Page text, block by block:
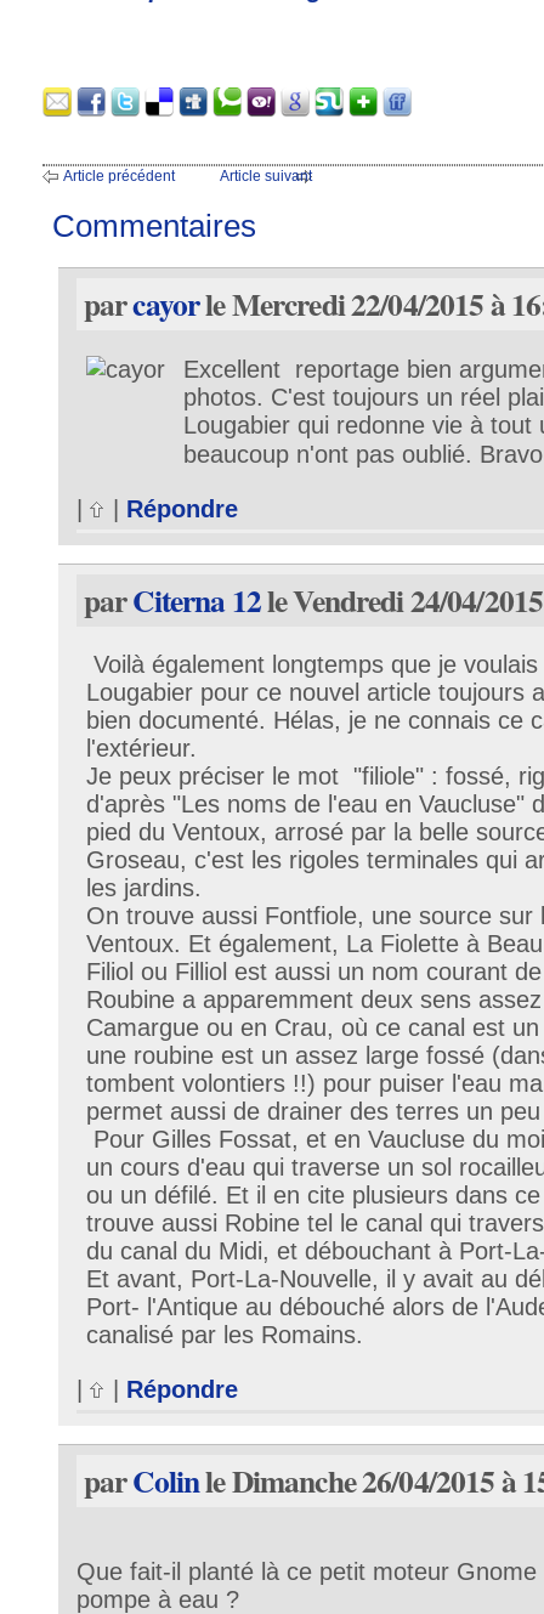
Article précédent Article suivant
Commentaires
parcayorle Mercredi 22/04/2015 à
Excellent reportage bien
photos. C'est toujours un réel
Lougabier qui redonne vie à tout
beaucoup n'ont pas oublié.
| | Répondre
parCiterna 12le Vendredi 24/04/
Voilà également longtemps que je
Lougabier pour ce nouvel article toujours
bien documenté. Hélas, je ne connais ce
l'extérieur.
Je peux préciser le mot "filiole" : fossé,
d'après "Les noms de l'eau en Vaucluse"
pied du Ventoux, arrosé par la belle
Groseau, c'est les rigoles terminales qui
les jardins.
On trouve aussi Fontfiole, une source sur
Ventoux. Et également, La Fiolette à
Filiol ou Filliol est aussi un nom courant
Roubine a apparemment deux sens
Camargue ou en Crau, où ce canal est
une roubine est un assez large fossé
tombent volontiers !!) pour puiser l'eau
permet aussi de drainer des terres un
Pour Gilles Fossat, et en Vaucluse du
un cours d'eau qui traverse un sol
ou un défilé. Et il en cite plusieurs dans
trouve aussi Robine tel le canal qui
du canal du Midi, et débouchant à Port-
Et avant, Port-La-Nouvelle, il y avait au
Port- l'Antique au débouché alors de
canalisé par les Romains.
Répondre
parColinle Dimanche 26/04/2015 à
Que fait-il planté là ce petit moteur Gnome
pompe à eau ?